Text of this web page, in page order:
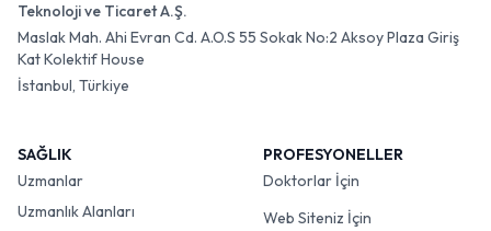
Teknoloji ve Ticaret A.Ş.
Maslak Mah. Ahi Evran Cd. A.O.S 55 Sokak No:2 Aksoy Plaza Giriş
Kat Kolektif House
İstanbul, Türkiye
SAĞLIK
Uzmanlar
Uzmanlık Alanları
PROFESYONELLER
Doktorlar İçin
Web Siteniz İçin